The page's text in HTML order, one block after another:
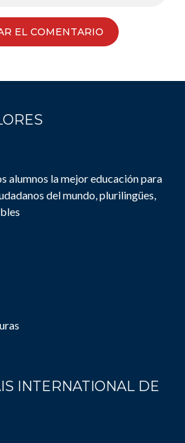
alumnos la mejor educación para
del mundo, plurilingües,
INTERNATIONAL DE